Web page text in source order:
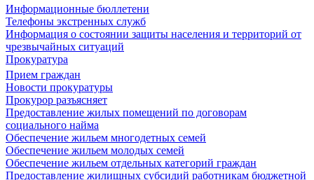
Информационные бюллетени
Телефоны экстренных служб
Информация о состоянии защиты населения и территорий от
чрезвычайных ситуаций
Прокуратура
Прием граждан
Новости прокуратуры
Прокурор разъясняет
Предоставление жилых помещений по договорам
социального найма
Обеспечение жильем многодетных семей
Обеспечение жильем молодых семей
Обеспечение жильем отдельных категорий граждан
Предоставление жилищных субсидий работникам бюджетной